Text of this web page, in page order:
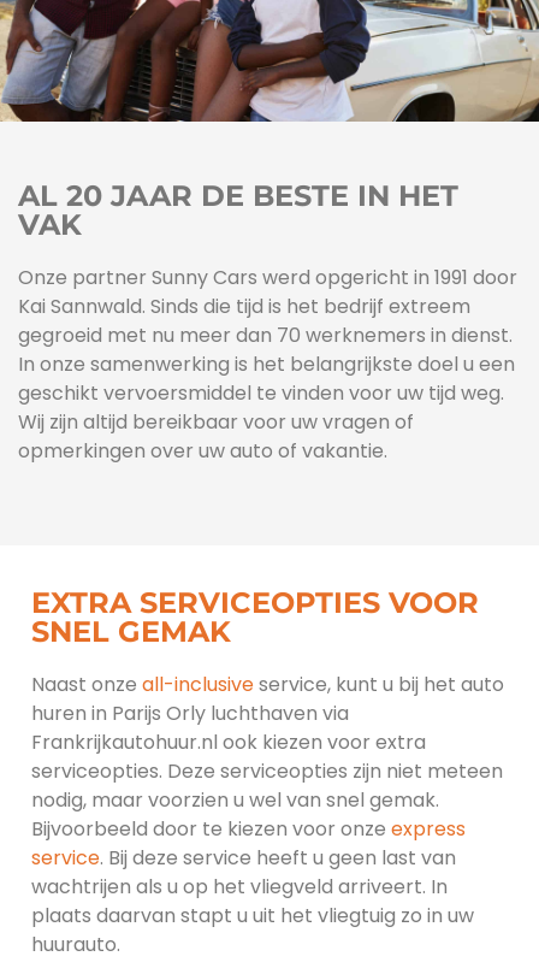
AL 20 JAAR DE BESTE IN HET
VAK
Onze partner Sunny Cars werd opgericht in 1991 door
Kai Sannwald. Sinds die tijd is het bedrijf extreem
gegroeid met nu meer dan 70 werknemers in dienst.
In onze samenwerking is het belangrijkste doel u een
geschikt vervoersmiddel te vinden voor uw tijd weg.
Wij zijn altijd bereikbaar voor uw vragen of
opmerkingen over uw auto of vakantie.
EXTRA SERVICEOPTIES VOOR
SNEL GEMAK
Naast onze all-inclusiveservice, kunt u bij het auto
huren in Parijs Orly luchthaven via
Frankrijkautohuur.nl ook kiezen voor extra
serviceopties. Deze serviceopties zijn niet meteen
nodig, maar voorzien u wel van snel gemak.
Bijvoorbeeld door te kiezen voor onze express
service. Bij deze service heeft u geen last van
wachtrijen als u op het vliegveld arriveert. In
plaats daarvan stapt u uit het vliegtuig zo in uw
huurauto.